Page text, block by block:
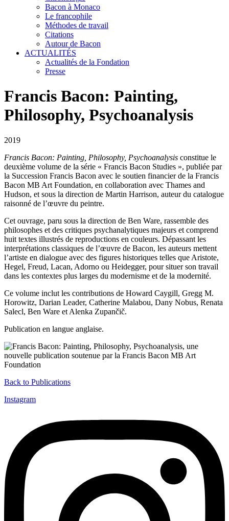
Bacon à Monaco
Le francophile
Méthodes de travail
Citations
Autour de Bacon
ACTUALITÉS
Actualités de la Fondation
Presse
Francis Bacon: Painting,
Philosophy, Psychoanalysis
2019
Francis Bacon: Painting, Philosophy, Psychoanalysis constitue le
deuxième volume de la série « Francis Bacon Studies », publiée par
la Succession Francis Bacon avec le soutien financier de la Francis
Bacon MB Art Foundation, en collaboration avec Thames and
Hudson, et sous la direction de Martin Harrison, auteur du catalogue
raisonné de l’œuvre du peintre.
Cet ouvrage, paru sous la direction de Ben Ware, rassemble des
philosophes et des critiques psychanalytiques majeurs et comprend
huit textes illustrés de reproductions en couleurs. Dépassant les
interprétations classiques de l’œuvre de Bacon, les auteurs mettent
l’artiste en dialogue avec des figures historiques telles que Aristote,
Hegel, Freud, Lacan, Adorno ou Heidegger, pour situer son travail
dans les contextes plus larges du modernisme et de la modernité.
Ce volume inclut les contributions de Howard Caygill, Gregg M.
Horowitz, Darian Leader, Catherine Malabou, Dany Nobus, Renata
Salecl, Ben Ware et Alenka Zupančič.
Publication en langue anglaise.
Back to Publications
Instagram